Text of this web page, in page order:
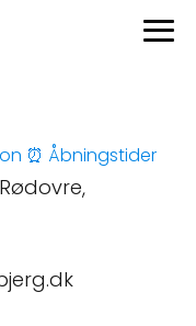
⏰ Åbningstider